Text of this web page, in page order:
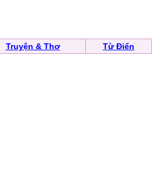
Truyện & Thơ
Từ Điển